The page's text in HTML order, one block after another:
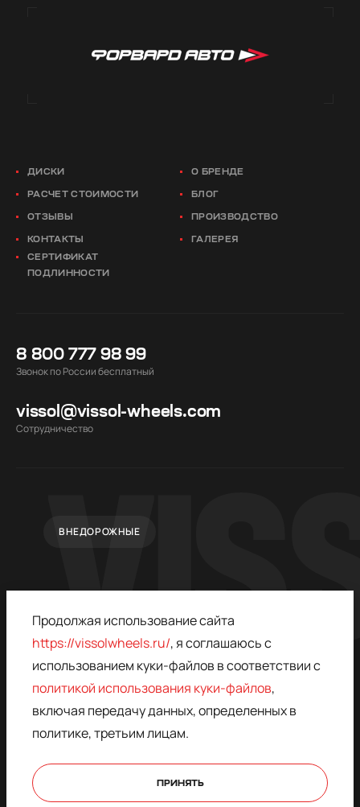
ДИСКИ О БРЕНДЕ
РАСЧЕТ СТОИМОСТИ БЛОГ
ОТЗЫВЫ ПРОИЗВОДСТВО
КОНТАКТЫ
ГАЛЕРЕЯ
СЕРТИФИКАТ
ПОДЛИННОСТИ
8 800 777 98 99
Звонок по России бесплатный
vissol@vissol-wheels.com
Cотрудничество
ВНЕДОРОЖНЫЕ
© 2015–2026,
* - ЗАПРЕЩЁН В РОССИИ,
ПРИНАДЛЕЖИТ META
ПОЛИТИКА
ДОГОВОР ОФЕРТЫ
ПОЛИТИКА
КУКИ ФАЙЛОВ
Продолжая использование сайта
https://vissolwheels.ru/, я соглашаюсь с
использованием куки-файлов в соответствии с
политикой использования куки-файлов,
включая передачу данных, определенных в
политике, третьим лицам.
ПРИНЯТЬ